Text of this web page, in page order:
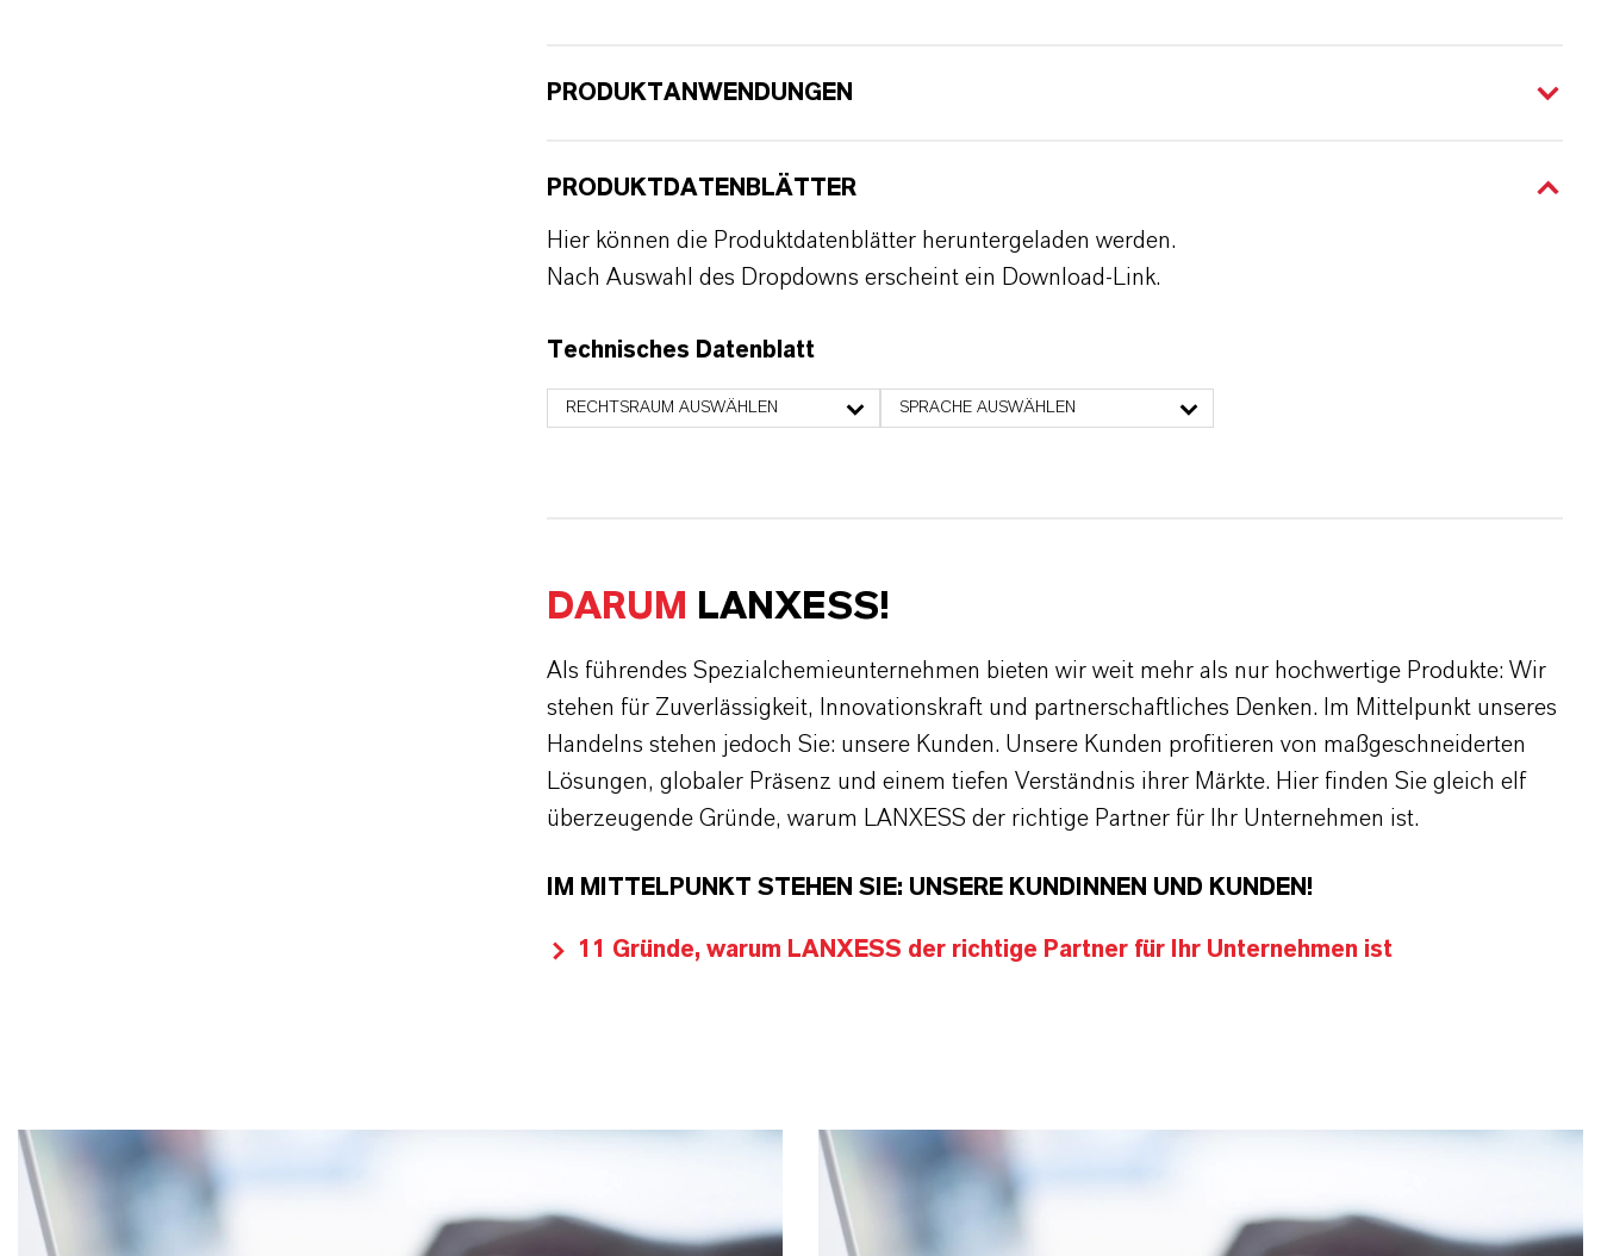
PRODUKTANWENDUNGEN
PRODUKTDATENBLÄTTER
Hier können die Produktdatenblätter heruntergeladen werden.
Nach Auswahl des Dropdowns erscheint ein Download-Link.
Technisches Datenblatt
RECHTSRAUM AUSWÄHLEN SPRACHE AUSWÄHLEN
DARUM LANXESS!
Als führendes Spezialchemieunternehmen bieten wir weit mehr als nur hochwertige Produkte: Wir
stehen für Zuverlässigkeit, Innovationskraft und partnerschaftliches Denken. Im Mittelpunkt unseres
Handelns stehen jedoch Sie: unsere Kunden. Unsere Kunden profitieren von maßgeschneiderten
Lösungen, globaler Präsenz und einem tiefen Verständnis ihrer Märkte. Hier finden Sie gleich elf
überzeugende Gründe, warum LANXESS der richtige Partner für Ihr Unternehmen ist.
IM MITTELPUNKT STEHEN SIE: UNSERE KUNDINNEN UND KUNDEN!
11 Gründe, warum LANXESS der richtige Partner für Ihr Unternehmen ist